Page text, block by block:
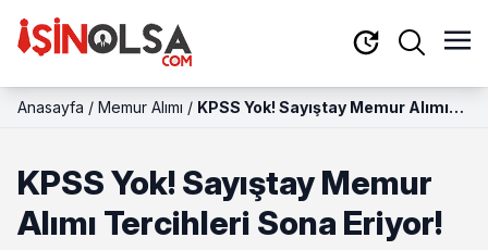
Anasayfa / Memur Alımı / KPSS Yok! Sayıştay Memur Alımı
KPSS Yok! Sayıştay Memur
Alımı Tercihleri Sona Eriyor!